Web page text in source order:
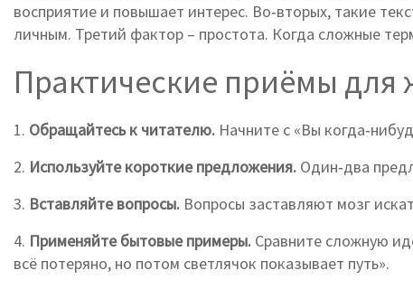
восприятие и повышает интерес. Во‑вторых, такие
личным. Третий фактор – простота. Когда сложные
Практические приёмы для
1. Обращайтесь к читателю. Начните с «Вы
2. Используйте короткие предложения. Один‑два
3. Вставляйте вопросы. Вопросы заставляют мозг
4. Применяйте бытовые примеры. Сравните сложную
всё потеряно, но потом светлячок показывает путь».